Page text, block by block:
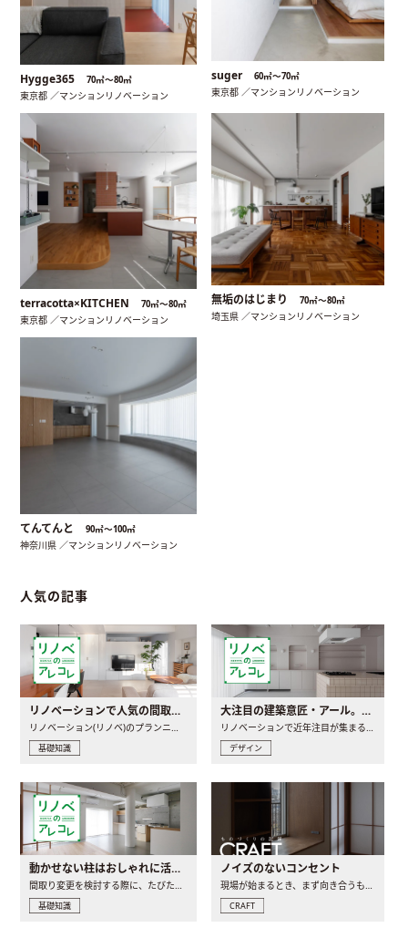
Hygge365 70㎡〜80㎡
東京都 ／マンションリノベーション
suger 60㎡〜70㎡
東京都 ／マンションリノベーション
terracotta×KITCHEN 70㎡〜80㎡
東京都 ／マンションリノベーション
無垢のはじまり 70㎡〜80㎡
埼玉県 ／マンションリノベーション
てんてんと 90㎡〜100㎡
神奈川県 ／マンションリノベーション
人気の記事
リノベーションで人気の間取りとは？トレンドの間取りと実例を徹底解説
基礎知識
大注目の建築意匠・アール。人気の理由と空間に取り入れるポイント
デザイン
動かせない柱はおしゃれに活用！柱を魅せるリノベーション(リノベ)4選
基礎知識
ノイズのないコンセント
CRAFT